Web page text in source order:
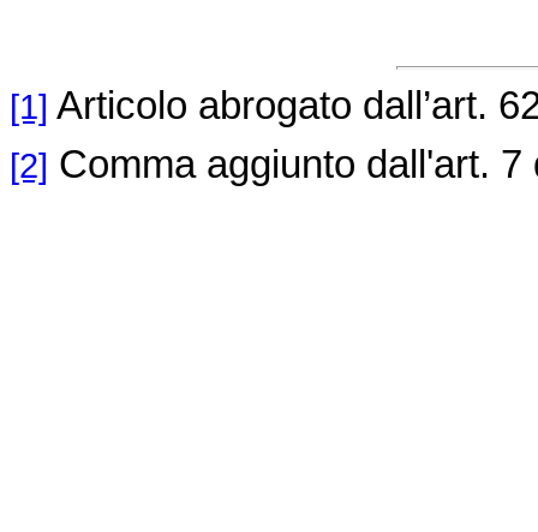
[1] Articolo abrogato dall’art.
[2] Comma aggiunto dall'art.